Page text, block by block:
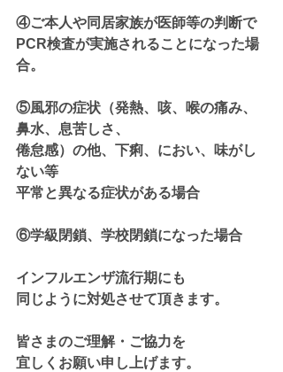
④ご本人や同居家族が医師等の判断で
PCR検査が実施されることになった場
合。
⑤風邪の症状（発熱、咳、喉の痛み、
鼻水、息苦しさ、
倦怠感）の他、下痢、におい、味がし
ない等
平常と異なる症状がある場合
⑥学級閉鎖、学校閉鎖になった場合
インフルエンザ流行期にも
同じように対処させて頂きます。
皆さまのご理解・ご協力を
宜しくお願い申し上げます。